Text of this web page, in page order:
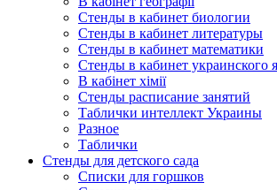
Стенды в кабинет биологии
Стенды в кабинет литературы
Стенды в кабинет математики
Стенды в кабинет украинского
В кабінет хімії
Стенды расписание занятий
Таблички интеллект Украины
Разное
Таблички
Стенды для детского сада
Списки для горшков